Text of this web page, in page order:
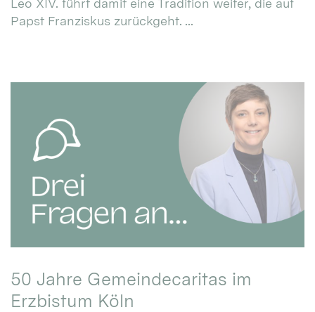
Papst Franziskus zurückgeht. ...
50 Jahre Gemeindecaritas im
Erzbistum Köln